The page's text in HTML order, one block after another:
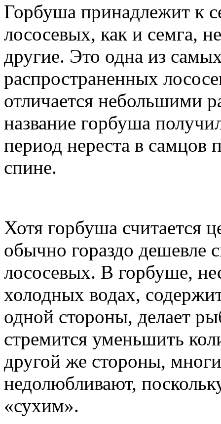
Горбуша принадлежит к
лососевых, как и семга,
другие. Это одна из
распространенных
отличается небольшими
название горбуша
период нереста в самцов
спине.
Хотя горбуша считается
обычно гораздо дешевле
лососевых. В горбуше,
холодных водах,
одной стороны, делает
стремится уменьшить
другой же стороны,
недолюбливают,
«сухим».